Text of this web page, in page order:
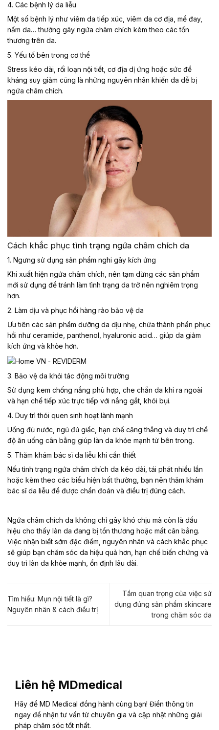
4. Các bệnh lý da liễu
Một số bệnh lý như viêm da tiếp xúc, viêm da cơ địa, mề đay,
nấm da… thường gây ngứa châm chích kèm theo các tổn
thương trên da.
5. Yếu tố bên trong cơ thể
Stress kéo dài, rối loạn nội tiết, cơ địa dị ứng hoặc sức đề
kháng suy giảm cũng là những nguyên nhân khiến da dễ bị
ngứa châm chích.
Cách khắc phục tình trạng ngứa châm chích da
1. Ngưng sử dụng sản phẩm nghi gây kích ứng
Khi xuất hiện ngứa châm chích, nên tạm dừng các sản phẩm
mới sử dụng để tránh làm tình trạng da trở nên nghiêm trọng
hơn.
2. Làm dịu và phục hồi hàng rào bảo vệ da
Ưu tiên các sản phẩm dưỡng da dịu nhẹ, chứa thành phần phục
hồi như ceramide, panthenol, hyaluronic acid… giúp da giảm
kích ứng và khỏe hơn.
3. Bảo vệ da khỏi tác động môi trường
Sử dụng kem chống nắng phù hợp, che chắn da khi ra ngoài
và hạn chế tiếp xúc trực tiếp với nắng gắt, khói bụi.
4. Duy trì thói quen sinh hoạt lành mạnh
Uống đủ nước, ngủ đủ giấc, hạn chế căng thẳng và duy trì chế
độ ăn uống cân bằng giúp làn da khỏe mạnh từ bên trong.
5. Thăm khám bác sĩ da liễu khi cần thiết
Nếu tình trạng ngứa châm chích da kéo dài, tái phát nhiều lần
hoặc kèm theo các biểu hiện bất thường, bạn nên thăm khám
bác sĩ da liễu để được chẩn đoán và điều trị đúng cách.
Ngứa châm chích da không chỉ gây khó chịu mà còn là dấu
hiệu cho thấy làn da đang bị tổn thương hoặc mất cân bằng.
Việc nhận biết sớm đặc điểm, nguyên nhân và cách khắc phục
sẽ giúp bạn chăm sóc da hiệu quả hơn, hạn chế biến chứng và
duy trì làn da khỏe mạnh, ổn định lâu dài.
Tìm hiểu: Mụn nội tiết là gì?
Nguyên nhân & cách điều trị
Tầm quan trọng của việc sử
dụng đúng sản phẩm skincare
trong chăm sóc da
Liên hệ MDmedical
Hãy để MD Medical đồng hành cùng bạn! Điền thông tin
ngay để nhận tư vấn từ chuyên gia và cập nhật những giải
pháp chăm sóc tốt nhất.